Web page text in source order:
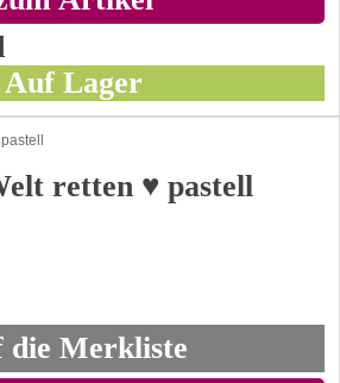
Auf Lager
retten ♥ pastell
die Merkliste